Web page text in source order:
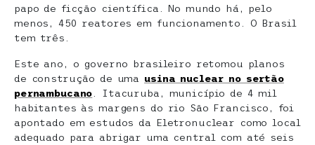
papo de ficção científica. No mundo há, pelo
menos, 450 reatores em funcionamento. O Brasil
tem três.
Este ano, o governo brasileiro retomou planos
de construção de uma usina nuclear no sertão
pernambucano . Itacuruba, município de 4 mil
habitantes às margens do rio São Francisco, foi
apontado em estudos da Eletronuclear como local
adequado para abrigar uma central com até seis